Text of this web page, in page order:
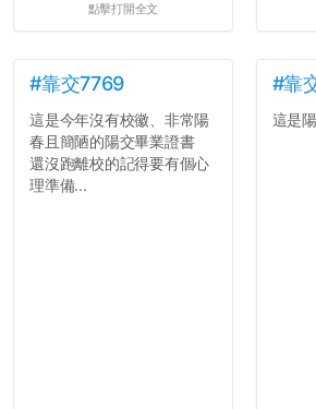
點擊打開全文
#靠交7769
這是今年沒有校徽、非常陽
春且簡陋的陽交畢業證書
還沒跑離校的記得要有個心
理準備...
#靠
這是